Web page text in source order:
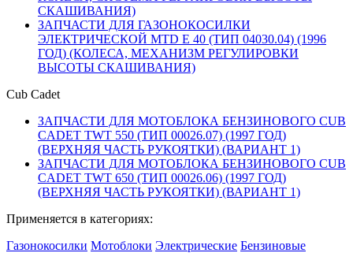
СКАШИВАНИЯ)
ЗАПЧАСТИ ДЛЯ ГАЗОНОКОСИЛКИ
ЭЛЕКТРИЧЕСКОЙ MTD E 40 (ТИП 04030.04) (1996
ГОД) (КОЛЕСА, МЕХАНИЗМ РЕГУЛИРОВКИ
ВЫСОТЫ СКАШИВАНИЯ)
Cub Cadet
ЗАПЧАСТИ ДЛЯ МОТОБЛОКА БЕНЗИНОВОГО CUB
CADET TWT 550 (ТИП 00026.07) (1997 ГОД)
(ВЕРХНЯЯ ЧАСТЬ РУКОЯТКИ) (ВАРИАНТ 1)
ЗАПЧАСТИ ДЛЯ МОТОБЛОКА БЕНЗИНОВОГО CUB
CADET TWT 650 (ТИП 00026.06) (1997 ГОД)
(ВЕРХНЯЯ ЧАСТЬ РУКОЯТКИ) (ВАРИАНТ 1)
Применяется в категориях:
Газонокосилки Мотоблоки Электрические Бензиновые